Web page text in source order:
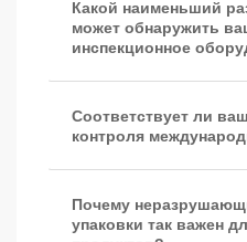
Какой наименьший
может обнаружить
инспекционное
Соответствует ли
контроля
Почему
упаковки так важен